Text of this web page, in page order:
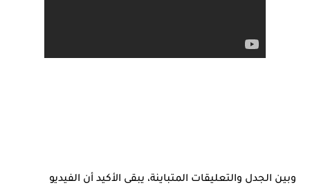
وبين الجدل والتعليقات المتباينة، يبقى الأكيد أن الفيديو